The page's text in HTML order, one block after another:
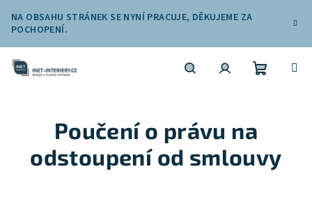
obsah
NA OBSAHU STRÁNEK SE NYNÍ PRACUJE, DĚKUJEME ZA
POCHOPENÍ.
Poučení o právu na
odstoupení od smlouvy